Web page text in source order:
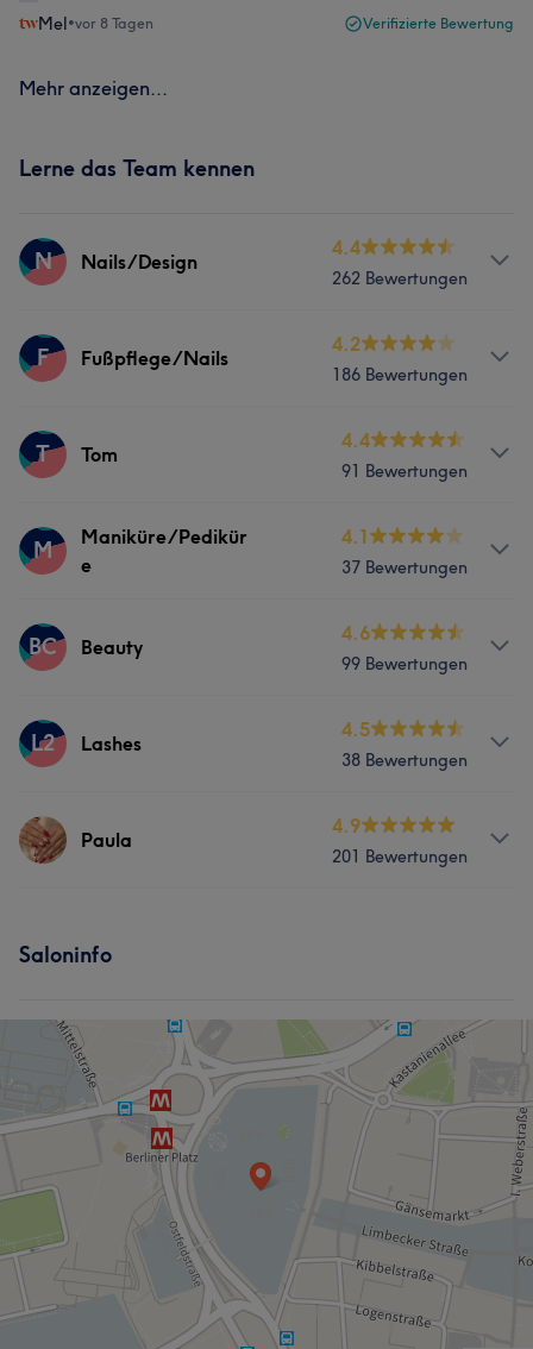
Mel•vor 8 Tagen Verifizierte Bewertung
Mehr anzeigen...
Lerne das Team kennen
N Nails/Design
4.4
262 Bewertungen
Services
Was unsere Kunden über Nails/Design sagen
Freundlich
F Fußpflege/Nails
4.2
186 Bewertungen
Services
T Tom
4.4
91 Bewertungen
Services
M
Maniküre/Pedikür
e
4.1
37 Bewertungen
Services
BC Beauty
4.6
99 Bewertungen
Services
L2 Lashes
4.5
38 Bewertungen
Services
Paula
4.9
201 Bewertungen
Haarentfernung Kosmetische Zahnmedizin
Portfolio
Saloninfo